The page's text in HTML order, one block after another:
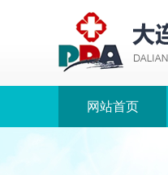
网站首页